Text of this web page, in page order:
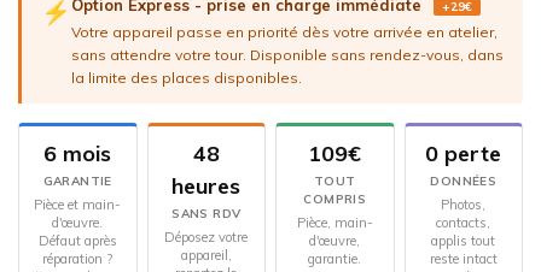
⚡ Option Express - prise en charge immédiate +29€
Votre appareil passe en priorité dès votre arrivée en atelier,
sans attendre votre tour. Disponible sans rendez-vous, dans
la limite des places disponibles.
6 mois
GARANTIE
Pièce et main-
d'œuvre.
Défaut après
réparation ?
48
heures
SANS RDV
Déposez votre
appareil,
109€
TOUT
COMPRIS
Pièce, main-
d'œuvre,
garantie.
0 perte
DONNÉES
Photos,
contacts,
applis tout
reste intact